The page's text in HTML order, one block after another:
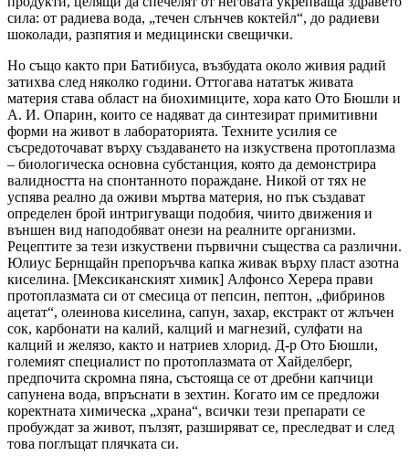
сила: от радиева вода, „течен слънчев коктейл“, до радиеви
шоколади, разпятия и медицински свещички.
Но също както при Батибиуса, възбудата около живия радий
затихва след няколко години. Оттогава нататък живата
материя става област на биохимиците, хора като Ото Бюшли и
А. И. Опарин, които се надяват да синтезират примитивни
форми на живот в лабораторията. Техните усилия се
съсредоточават върху създаването на изкуствена протоплазма
– биологическа основна субстанция, която да демонстрира
валидността на спонтанното пораждане. Никой от тях не
успява реално да оживи мъртва материя, но пък създават
определен брой интригуващи подобия, чиито движения и
външен вид наподобяват онези на реалните организми.
Рецептите за тези изкуствени първични същества са различни.
Юлиус Бернщайн препоръчва капка живак върху пласт азотна
киселина. [Мексиканският химик] Алфонсо Херера прави
протоплазмата си от смесица от пепсин, пептон, „фибринов
ацетат“, олеинова киселина, сапун, захар, екстракт от жлъчен
сок, карбонати на калий, калций и магнезий, сулфати на
калций и желязо, както и натриев хлорид. Д-р Ото Бюшли,
големият специалист по протоплазмата от Хайделберг,
предпочита скромна пяна, състояща се от дребни капчици
сапунена вода, впръснати в зехтин. Когато им се предложи
коректната химическа „храна“, всички тези препарати се
пробуждат за живот, пълзят, разширяват се, преследват и след
това поглъщат плячката си.